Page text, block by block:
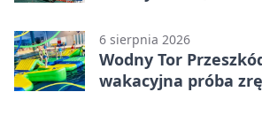
6 sierpnia 2026
Wodny Tor
wakacyjna próba